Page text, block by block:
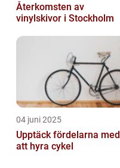
Återkomsten av
vinylskivor i Stockholm
04 juni 2025
Upptäck fördelarna med
att hyra cykel